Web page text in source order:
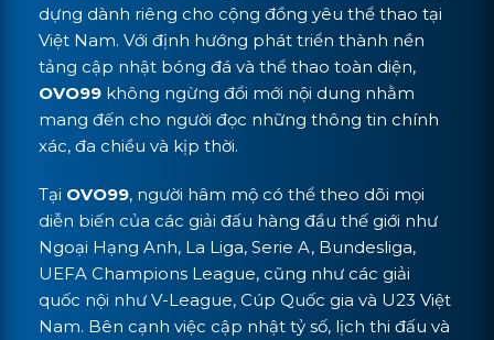
dựng dành riêng cho cộng đồng yêu thể thao tại
Việt Nam. Với định hướng phát triển thành nền
tảng cập nhật bóng đá và thể thao toàn diện,
OVO99 không ngừng đổi mới nội dung nhằm
mang đến cho người đọc những thông tin chính
xác, đa chiều và kịp thời.
Tại OVO99, người hâm mộ có thể theo dõi mọi
diễn biến của các giải đấu hàng đầu thế giới như
Ngoại Hạng Anh, La Liga, Serie A, Bundesliga,
UEFA Champions League, cũng như các giải
quốc nội như V-League, Cúp Quốc gia và U23 Việt
Nam. Bên cạnh việc cập nhật tỷ số, lịch thi đấu và